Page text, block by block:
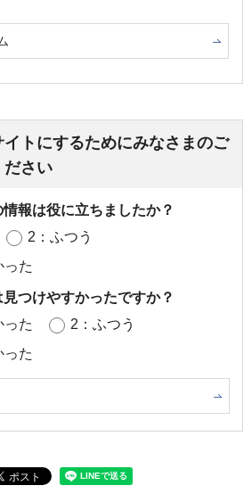
トにするためにみなさまのご
ださい
報は役に立ちましたか？
2：ふつう
った
つけやすかったですか？
った
2：ふつう
った